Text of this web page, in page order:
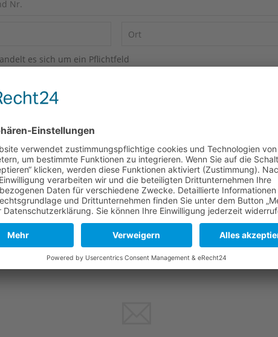
es sich um ein Pflichtfeld
dieDatenschutzbestimmungen